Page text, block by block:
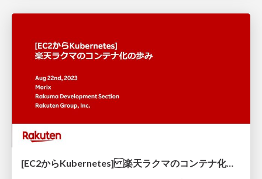
[EC2からKubernetes] 楽天ラクマのコンテナ化の歩み